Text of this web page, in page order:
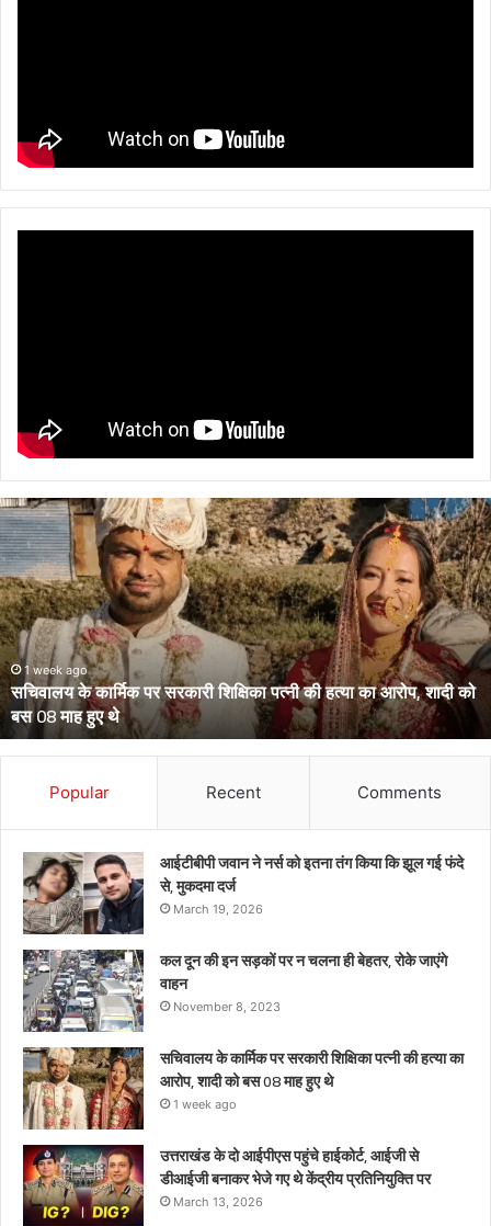
उत्तराखंड
के
दो
आईपीएस
पहुंचे
हाईकोर्ट,
आईजी
से
डीआईजी
बनाकर
भेजे
गए
प्रतिनियुक्ति
March 13, 2026
उत्तराखंड के दो आईपीएस पहुंचे हाईकोर्ट, आईजी से डीआईजी बनाकर भेजे गए
थे केंद्रीय प्रतिनियुक्ति पर
Popular Recent Comments
आईटीबीपी जवान ने नर्स को इतना तंग किया कि झूल गई फंदे
से, मुकदमा दर्ज
March 19, 2026
कल दून की इन सड़कों पर न चलना ही बेहतर, रोके जाएंगे
वाहन
November 8, 2023
सचिवालय के कार्मिक पर सरकारी शिक्षिका पत्नी की हत्या का
आरोप, शादी को बस 08 माह हुए थे
1 week ago
उत्तराखंड के दो आईपीएस पहुंचे हाईकोर्ट, आईजी से
डीआईजी बनाकर भेजे गए थे केंद्रीय प्रतिनियुक्ति पर
March 13, 2026